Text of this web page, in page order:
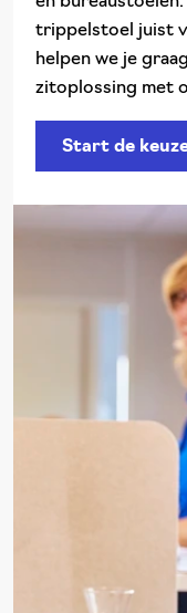
trippelstoel juist
helpen we je
zitoplossing met
Start de